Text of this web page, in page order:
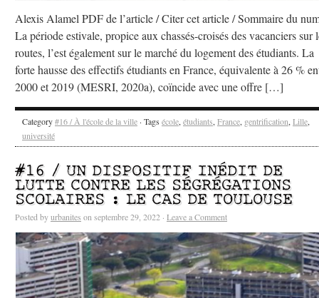
Alexis Alamel PDF de l’article / Citer cet article / Sommaire du
La période estivale, propice aux chassés-croisés des vacanciers sur
routes, l’est également sur le marché du logement des étudiants. La
forte hausse des effectifs étudiants en France, équivalente à 26 %
2000 et 2019 (MESRI, 2020a), coïncide avec une offre […]
Category#16 / À l'école de la ville · Tags école, étudiants, France, gentrification, Lille,
université
#16 / UN DISPOSITIF INÉDIT DE
LUTTE CONTRE LES SÉGRÉGATIONS
SCOLAIRES : LE CAS DE TOULOUSE
Posted byurbanites on septembre 29, 2022 · Leave a Comment